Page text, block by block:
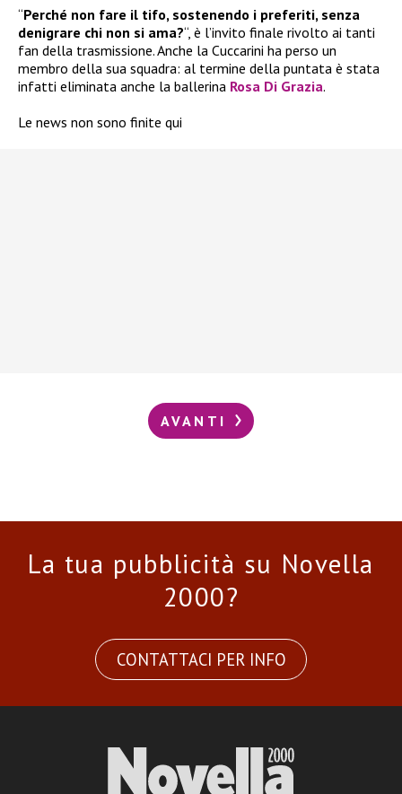
“Perché non fare il tifo, sostenendo i preferiti, senza
denigrare chi non si ama?“, è l’invito finale rivolto ai tanti
fan della trasmissione. Anche la Cuccarini ha perso un
membro della sua squadra: al termine della puntata è stata
infatti eliminata anche la ballerina Rosa Di Grazia.
Le news non sono finite qui
AVANTI
La tua pubblicità su Novella
2000?
CONTATTACI PER INFO